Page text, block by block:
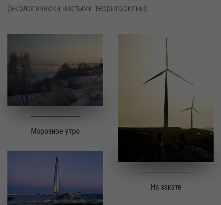
(экологически чистыми территориями).
Морозное утро
На закате